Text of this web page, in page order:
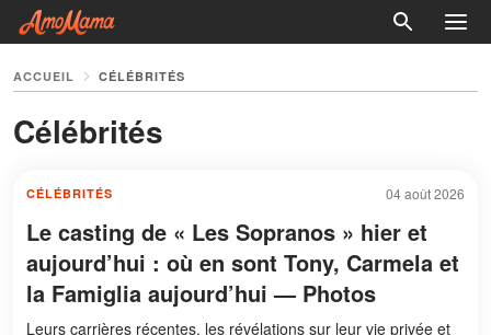
ACCUEIL CÉLÉBRITÉS
Célébrités
04 août 2026
CÉLÉBRITÉS
Le casting de « Les Sopranos » hier et
aujourd’hui : où en sont Tony, Carmela et
la Famiglia aujourd’hui — Photos
Leurs carrières récentes, les révélations sur leur vie privée et